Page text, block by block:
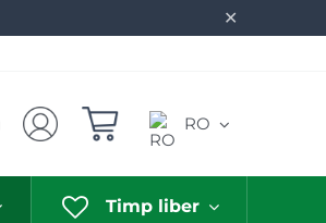
✕
RO
Timp liber